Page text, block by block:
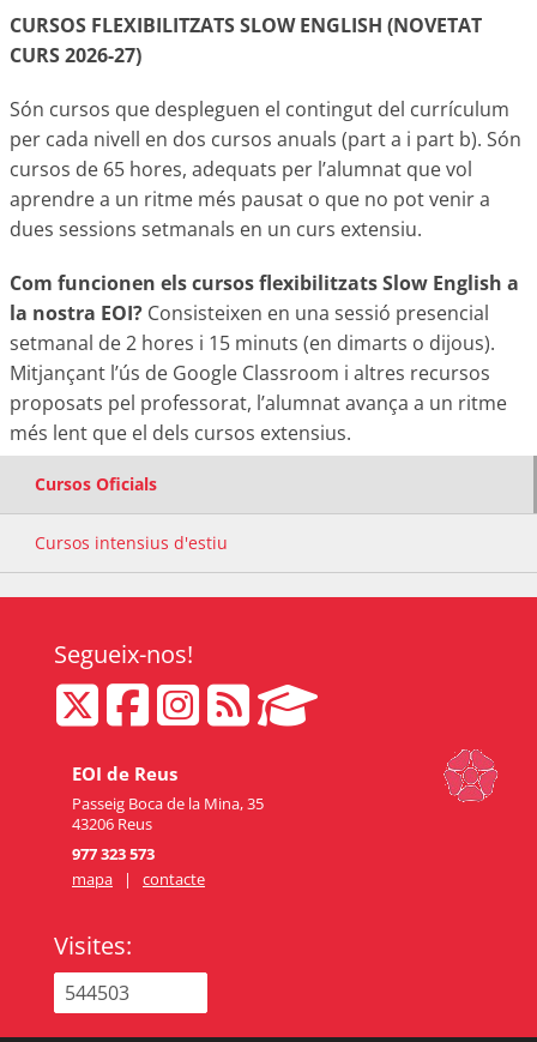
CURSOS FLEXIBILITZATS SLOW ENGLISH (NOVETAT
CURS 2026-27)
Són cursos que despleguen el contingut del currículum
per cada nivell en dos cursos anuals (part a i part b). Són
cursos de 65 hores, adequats per l’alumnat que vol
aprendre a un ritme més pausat o que no pot venir a
dues sessions setmanals en un curs extensiu.
Com funcionen els cursos flexibilitzats Slow English a
la nostra EOI? Consisteixen en una sessió presencial
setmanal de 2 hores i 15 minuts (en dimarts o dijous).
Mitjançant l’ús de Google Classroom i altres recursos
proposats pel professorat, l’alumnat avança a un ritme
més lent que el dels cursos extensius.
Cursos Oficials
Cursos intensius d'estiu
Segueix-nos!
EOI de Reus
Passeig Boca de la Mina, 35
43206 Reus
977 323 573
mapa
| contacte
Visites:
544503